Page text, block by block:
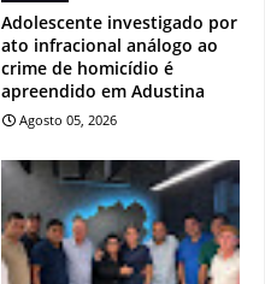
Adolescente investigado por
ato infracional análogo ao
crime de homicídio é
apreendido em Adustina
Agosto 05, 2026